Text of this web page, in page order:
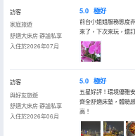
訪客
家庭旅遊
舒適大床房·靜謐私享
入住於2026年07月
5.0 極好
前台小姐姐服務態度
來了，下次來玩，還
訪客
與好友旅遊
舒適大床房·靜謐私享
入住於2026年06月
5.0 極好
五星好評！環境優雅
齊全舒適床墊，體驗
高！